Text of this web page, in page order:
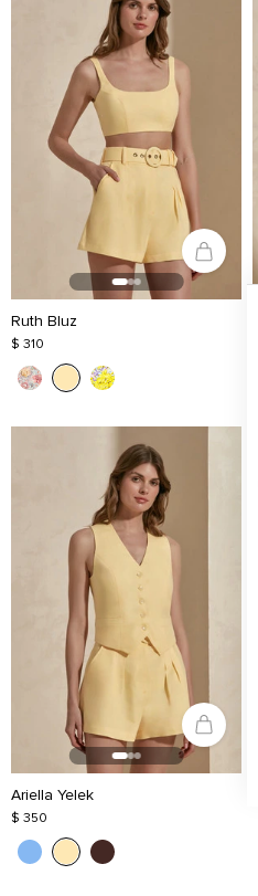
Ruth Bluz
$ 310
Ariella Yelek
$ 350